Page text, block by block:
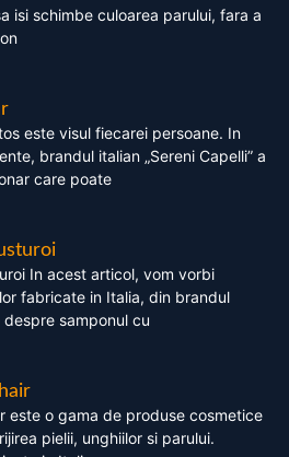
isi schimbe culoarea parului, fara a
este visul fiecarei persoane. In
brandul italian „Sereni Capelli” a
care poate
In acest articol, vom vorbi
fabricate in Italia, din brandul
despre samponul cu
este o gama de produse cosmetice
pielii, unghiilor si parului.